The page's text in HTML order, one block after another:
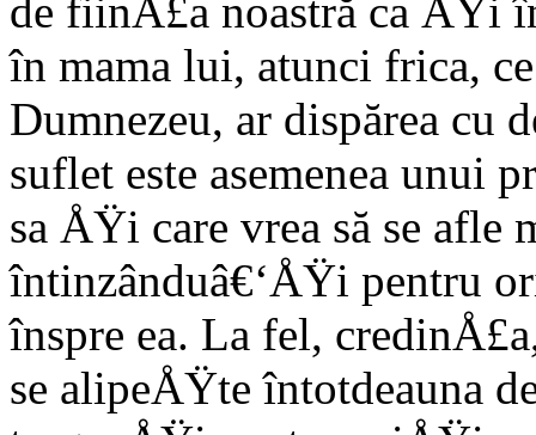
de fiinÅ£a noastră ca ÅŸi
în mama lui, atunci frica,
Dumnezeu, ar dispărea cu
suflet este asemenea unui
sa ÅŸi care vrea să se afle
întinzânduâ€‘ÅŸi pentru
înspre ea. La fel,
se alipeÅŸte întotdeauna